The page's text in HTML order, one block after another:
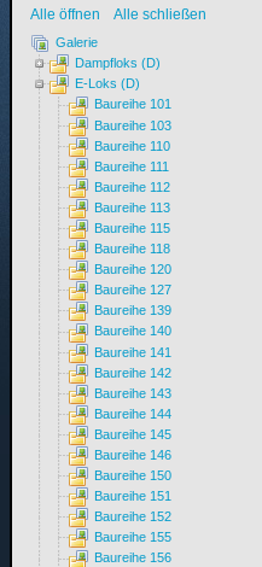
Alle öffnen Alle schließen
Galerie
Dampfloks (D)
E-Loks (D)
Baureihe 101
Baureihe 103
Baureihe 110
Baureihe 111
Baureihe 112
Baureihe 113
Baureihe 115
Baureihe 118
Baureihe 120
Baureihe 127
Baureihe 139
Baureihe 140
Baureihe 141
Baureihe 142
Baureihe 143
Baureihe 144
Baureihe 145
Baureihe 146
Baureihe 150
Baureihe 151
Baureihe 152
Baureihe 155
Baureihe 156